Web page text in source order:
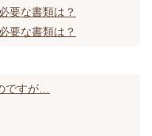
要な書類は？
要な書類は？
ですが…